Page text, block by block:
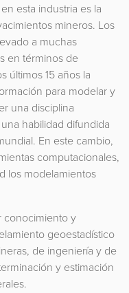
esta industria es la
mineros. Los
a muchas
en términos de
últimos 15 años la
para modelar y
una disciplina
habilidad difundida
En este cambio,
computacionales,
los modelamientos
conocimiento y
geoestadístico
de ingeniería y de
y estimación